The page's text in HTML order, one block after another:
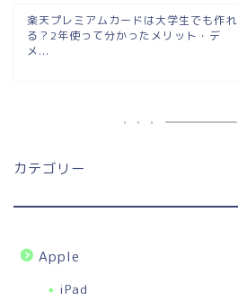
楽天プレミアムカードは大学生でも作れ
る？2年使って分かったメリット・デ
メ...
カテゴリー
Apple
iPad